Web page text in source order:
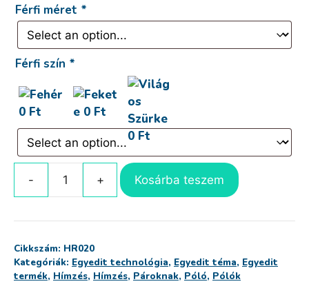
Férfi méret *
Férfi szín *
Baby
&
Páros
Póló
Kosárba teszem
Cikkszám: HR020
Kategóriák: Egyedit technológia, Egyedit téma, Egyedit
termék, Hímzés, Hímzés, Pároknak, Póló, Pólók